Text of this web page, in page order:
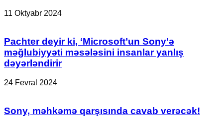
11 Oktyabr 2024
Pachter deyir ki, ‘Microsoft’un Sony’ə
məğlubiyyəti məsələsini insanlar yanlış
dəyərləndirir
24 Fevral 2024
Sony, məhkəmə qarşısında cavab verəcək!